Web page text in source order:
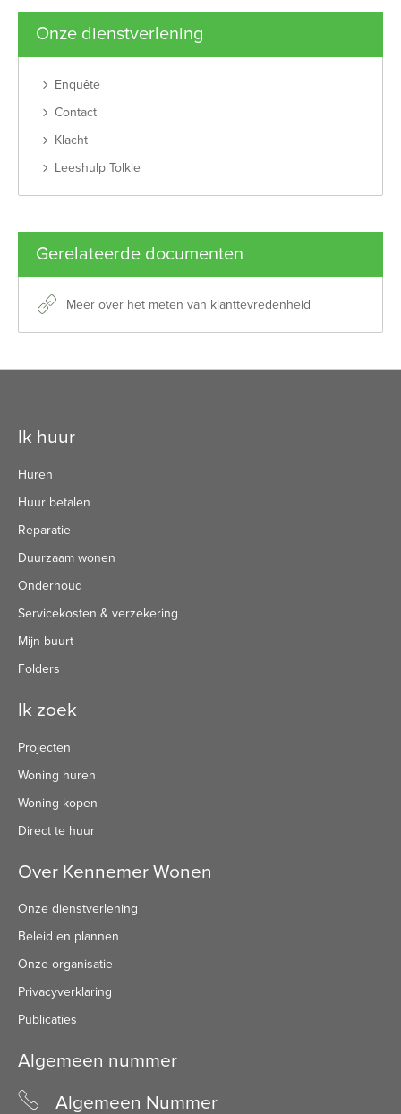
Onze dienstverlening
Enquête
Contact
Klacht
Leeshulp Tolkie
Gerelateerde documenten
Meer over het meten van klanttevredenheid
Contactinformatie
Ik huur
Huren
Huur betalen
Reparatie
Duurzaam wonen
Onderhoud
Servicekosten & verzekering
Mijn buurt
Folders
Ik zoek
Projecten
Woning huren
Woning kopen
Direct te huur
Over Kennemer Wonen
Onze dienstverlening
Beleid en plannen
Onze organisatie
Privacyverklaring
Publicaties
Algemeen nummer
Algemeen Nummer